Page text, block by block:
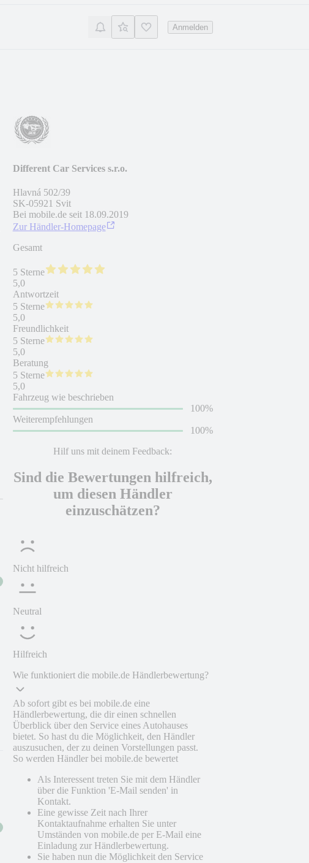
Anmelden
Different Car Services s.r.o.
Hlavná 502/39
SK-05921 Svit
Bei mobile.de seit 18.09.2019
Zur Händler-Homepage
Gesamt
5 Sterne
5,0
Antwortzeit
5 Sterne
5,0
Freundlichkeit
5 Sterne
5,0
Beratung
5 Sterne
5,0
Fahrzeug wie beschrieben
100%
Weiterempfehlungen
100%
Hilf uns mit deinem Feedback:
Sind die Bewertungen hilfreich,
um diesen Händler
einzuschätzen?
Nicht hilfreich
Neutral
Hilfreich
Wie funktioniert die mobile.de Händlerbewertung?
Ab sofort gibt es bei mobile.de eine
Händlerbewertung, die dir einen schnellen
Überblick über den Service eines Autohauses
bietet. So hast du die Möglichkeit, den Händler
auszusuchen, der zu deinen Vorstellungen passt.
So werden Händler bei mobile.de bewertet
Als Interessent treten Sie mit dem Händler
über die Funktion 'E-Mail senden' in
Kontakt.
Eine gewisse Zeit nach Ihrer
Kontaktaufnahme erhalten Sie unter
Umständen von mobile.de per E-Mail eine
Einladung zur Händlerbewertung.
Sie haben nun die Möglichkeit den Service